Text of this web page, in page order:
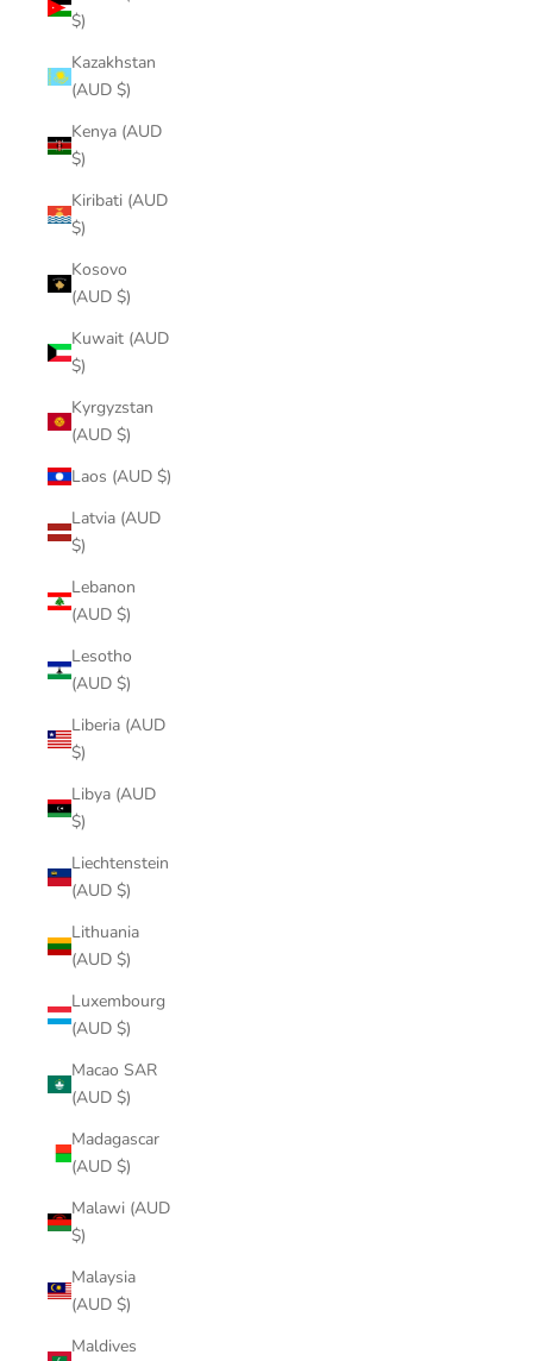
$)
Kazakhstan
(AUD $)
Kenya (AUD
$)
Kiribati (AUD
$)
Kosovo
(AUD $)
Kuwait (AUD
$)
Kyrgyzstan
(AUD $)
Laos (AUD $)
Latvia (AUD
$)
Lebanon
(AUD $)
Lesotho
(AUD $)
Liberia (AUD
$)
Libya (AUD
$)
Liechtenstein
(AUD $)
Lithuania
(AUD $)
Luxembourg
(AUD $)
Macao SAR
(AUD $)
Madagascar
(AUD $)
Malawi (AUD
$)
Malaysia
(AUD $)
Maldives